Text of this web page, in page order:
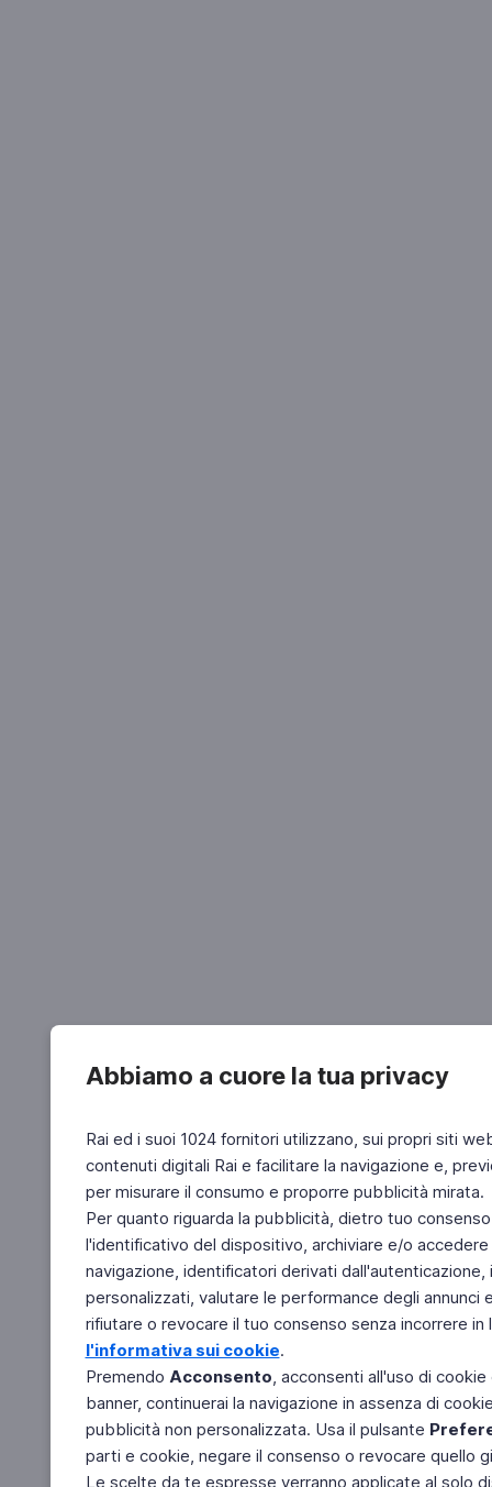
Abbiamo a cuore la tua privacy
Rai ed i suoi 1024 fornitori utilizzano, sui propri siti
contenuti digitali Rai e facilitare la navigazione e,
per misurare il consumo e proporre pubblicità mirata.
Per quanto riguarda la pubblicità, dietro tuo
l'identificativo del dispositivo, archiviare e/o
navigazione, identificatori derivati
personalizzati, valutare le performance degli
rifiutare o revocare il tuo consenso senza incorrere
l'informativa sui cookie.
Premendo Acconsento, acconsenti all'uso di
banner, continuerai la navigazione in assenza di
pubblicità non personalizzata. Usa il pulsante
parti e cookie, negare il consenso o revocare quello
Le scelte da te espresse verranno applicate al solo